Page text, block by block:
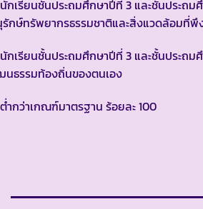
กเรียนชั้นประถมศึกษาปีที่ 3 และชั้นประถ
กษ์ทรัพยากรธรรมชาติและสิ่งแวดล้อมที่พึ
กเรียนชั้นประถมศึกษาปีที่ 3 และชั้นประถ
ธรรมท้องถิ่นของตนเอง
ำกว่าเกณฑ์มาตรฐาน ร้อยละ 100